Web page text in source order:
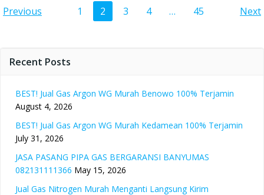
Posts
Previous
Posts
Page
1 Page
2 Page
3 Page
4 … Page
45 Next
Recent Posts
BEST! Jual Gas Argon WG Murah Benowo 100% Terjamin
August 4, 2026
BEST! Jual Gas Argon WG Murah Kedamean 100% Terjamin
July 31, 2026
JASA PASANG PIPA GAS BERGARANSI BANYUMAS
082131111366 May 15, 2026
Jual Gas Nitrogen Murah Menganti Langsung Kirim